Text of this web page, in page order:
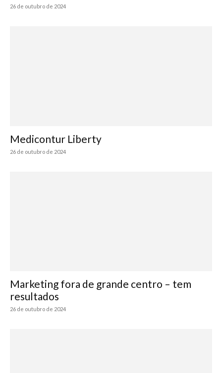
26 de outubro de 2024
Medicontur Liberty
26 de outubro de 2024
Marketing fora de grande centro – tem
resultados
26 de outubro de 2024